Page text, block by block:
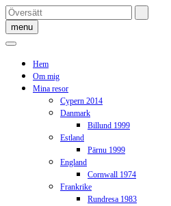
Skip
to
content
menu
Hem
Om mig
Mina resor
Cypern 2014
Danmark
Billund 1999
Estland
Pärnu 1999
England
Cornwall 1974
Frankrike
Rundresa 1983